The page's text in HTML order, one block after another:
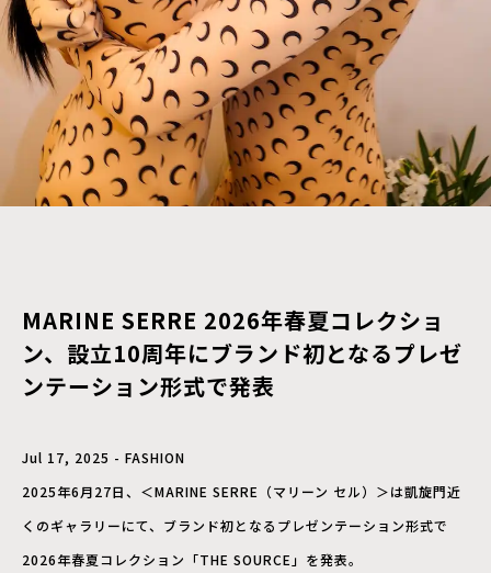
MARINE SERRE 2026年春夏コレクショ
ン、設立10周年にブランド初となるプレゼ
ンテーション形式で発表
Jul 17, 2025 - FASHION
2025年6月27日、＜MARINE SERRE（マリーン セル）＞は凱旋門近
くのギャラリーにて、ブランド初となるプレゼンテーション形式で
2026年春夏コレクション「THE SOURCE」を発表。